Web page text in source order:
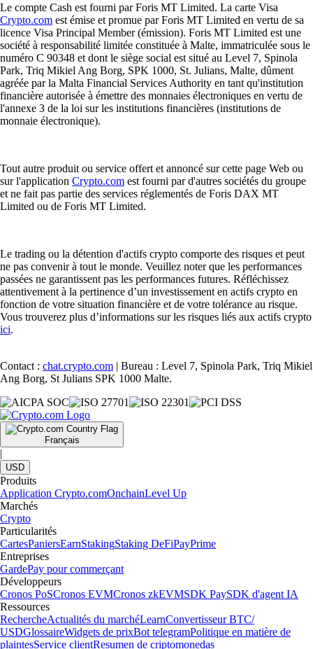
Le compte Cash est fourni par Foris MT Limited. La carte Visa
Crypto.com est émise et promue par Foris MT Limited en vertu de sa
licence Visa Principal Member (émission). Foris MT Limited est une
société à responsabilité limitée constituée à Malte, immatriculée sous le
numéro C 90348 et dont le siège social est situé au Level 7, Spinola
Park, Triq Mikiel Ang Borg, SPK 1000, St. Julians, Malte, dûment
agréée par la Malta Financial Services Authority en tant qu'institution
financière autorisée à émettre des monnaies électroniques en vertu de
l'annexe 3 de la loi sur les institutions financières (institutions de
monnaie électronique).
Tout autre produit ou service offert et annoncé sur cette page Web ou
sur l'application Crypto.com est fourni par d'autres sociétés du groupe
et ne fait pas partie des services réglementés de Foris DAX MT
Limited ou de Foris MT Limited.
Le trading ou la détention d'actifs crypto comporte des risques et peut
ne pas convenir à tout le monde. Veuillez noter que les performances
passées ne garantissent pas les performances futures. Réfléchissez
attentivement à la pertinence d’un investissement en actifs crypto en
fonction de votre situation financière et de votre tolérance au risque.
Vous trouverez plus d’informations sur les risques liés aux actifs crypto
ici.
Contact : chat.crypto.com | Bureau : Level 7, Spinola Park, Triq Mikiel
Ang Borg, St Julians SPK 1000 Malte.
Français
|
USD
Produits
Application Crypto.comOnchainLevel Up
Marchés
Crypto
Particularités
CartesPaniersEarnStakingStaking DeFiPayPrime
Entreprises
GardePay pour commerçant
Développeurs
Cronos PoSCronos EVMCronos zkEVMSDK PaySDK d'agent IA
Ressources
RechercheActualités du marchéLearnConvertisseur BTC/
USDGlossaireWidgets de prixBot telegramPolitique en matière de
plaintesService clientResumen de criptomonedas